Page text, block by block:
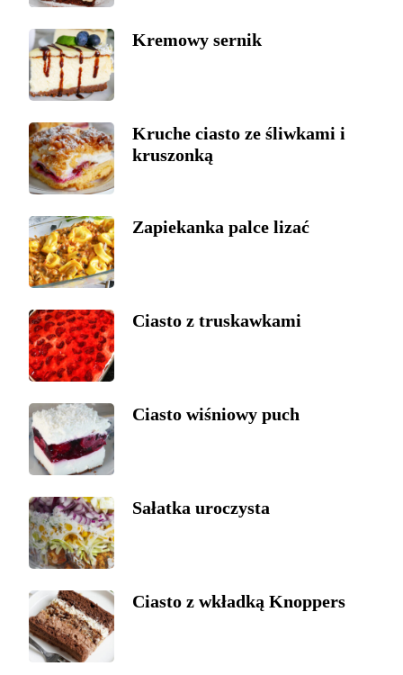
Kremowy sernik
Kruche ciasto ze śliwkami i
kruszonką
Zapiekanka palce lizać
Ciasto z truskawkami
Ciasto wiśniowy puch
Sałatka uroczysta
Ciasto z wkładką Knoppers